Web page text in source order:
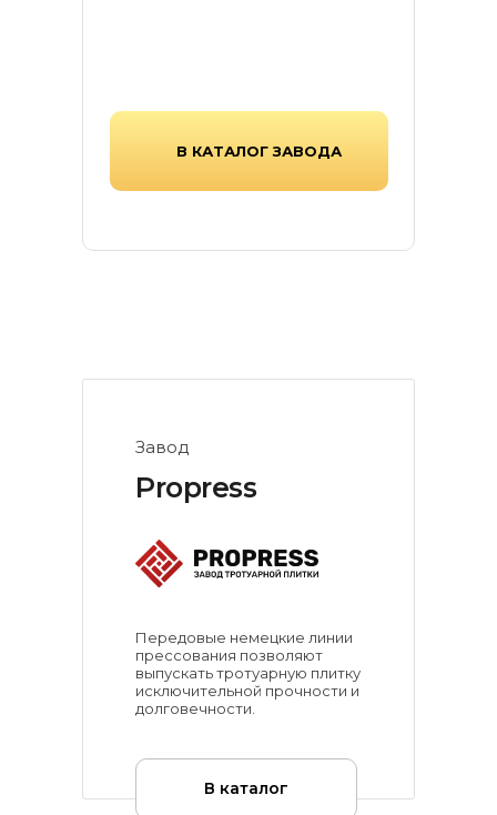
В КАТАЛОГ ЗАВОДА
Propress
Завод
В каталог
Передовые немецкие линии
прессования позволяют
выпускать тротуарную плитку
исключительной прочности и
долговечности.